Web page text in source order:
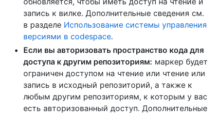
запись к вилке. Дополнительные сведения см.
в разделе Использование системы управления
версиями в codespace.
Если вы авторизовать пространство кода для
доступа к другим репозиториям: маркер будет
ограничен доступом на чтение или чтение или
запись в исходный репозиторий, а также к
любым другим репозиториям, к которым у вас
есть авторизованный доступ. Дополнительные